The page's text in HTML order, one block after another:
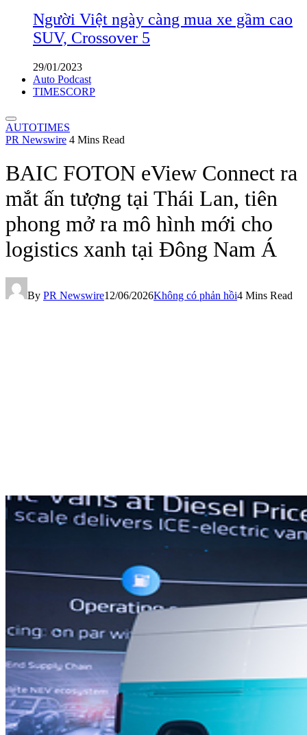
Người Việt ngày càng mua xe gầm cao
SUV, Crossover 5
29/01/2023
Auto Podcast
TIMESCORP
AUTOTIMES
PR Newswire 4 Mins Read
BAIC FOTON eView Connect ra
mắt ấn tượng tại Thái Lan, tiên
phong mở ra mô hình mới cho
logistics xanh tại Đông Nam Á
By PR Newswire12/06/2026Không có phản hồi4 Mins Read